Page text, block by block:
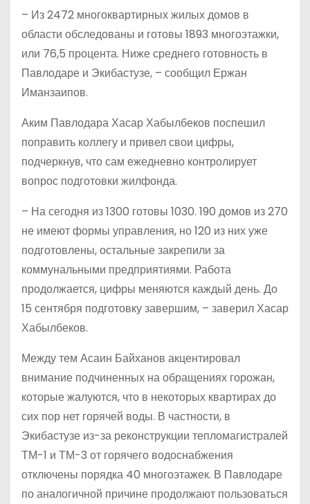
– Из 2472 многоквартирных жилых домов в
области обследованы и готовы 1893 многоэтажки,
или 76,5 процента. Ниже среднего готовность в
Павлодаре и Экибастузе, – сообщил Ержан
Иманзаипов.
Аким Павлодара Хасар Хабылбеков поспешил
поправить коллегу и привел свои цифры,
подчеркнув, что сам ежедневно контролирует
вопрос подготовки жилфонда.
– На сегодня из 1300 готовы 1030. 190 домов из 270
не имеют формы управления, но 120 из них уже
подготовлены, остальные закрепили за
коммунальными предприятиями. Работа
продолжается, цифры меняются каждый день. До
15 сентября подготовку завершим, – заверил Хасар
Хабылбеков.
Между тем Асаин Байханов акцентировал
внимание подчиненных на обращениях горожан,
которые жалуются, что в некоторых квартирах до
сих пор нет горячей воды. В частности, в
Экибастузе из-за реконструкции тепломагистралей
ТМ-1 и ТМ-3 от горячего водоснабжения
отключены порядка 40 многоэтажек. В Павлодаре
по аналогичной причине продолжают пользоваться